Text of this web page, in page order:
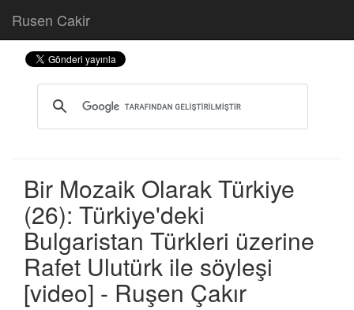
Rusen Cakir
Bir Mozaik Olarak Türkiye
(26): Türkiye'deki
Bulgaristan Türkleri üzerine
Rafet Ulutürk ile söyleşi
[video] - Ruşen Çakır